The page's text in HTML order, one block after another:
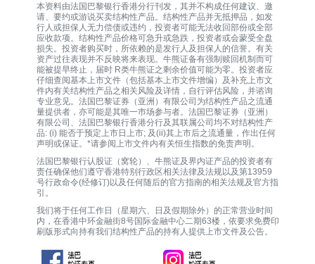
本资料由法国巴黎银行香港分行刊发，其并不构成任何建议、邀
请、要约或游说买卖结构性产品。结构性产品并无抵押品，如发
行人或担保人无力偿债或违约，投资者可能无法收回部份或全部
应收款项。结构性产品价格可急升或急跌，投资者或会蒙受全盘
损失。投资者购买时，所依赖的是发行人及担保人的信誉。有关
资产过往表现并不反映将来表现。牛熊证备有强制赎回机制而可
能被提早终止，届时 R类牛熊证之剩余价值可能为零。投资者应
仔细查阅基本上市文件（包括基本上市文件增编）及补充上市文
件内有关结构性产品之相关风险及详情，自行评估风险，并谘询
专业意见。法国巴黎证券（亚洲）有限公司为结构性产品之流通
量提供者，亦可能是其唯一巿场参与者。法国巴黎证券（亚洲）
有限公司、法国巴黎银行香港分行及其联属公司均不对结构性产
品: (i) 能否于预定上市日上市; 及(ii)其上市后之流通量，作出任何
声明或保证。*请参阅上市文件内有关恒生指数的免责声明。
法国巴黎银行认股证（窝轮）、牛熊证及界内证产品的投资者有
责任确保他们遵守香港特别行政区相关法律及法规以及第13959
号行政命令(经修订)以及任何随后的官方指南的相关法规及官方指
引。
我们将于任何工作日（星期六、日及假期除外）的正常营业时间
内，在香港中环金融街8号国际金融中心二期63楼，依要求免费印
刷版形式向持有我们结构性产品的持有人提供上市文件及公告。